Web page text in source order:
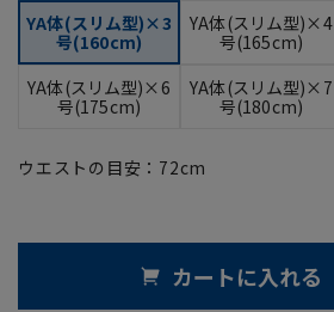
YA体(スリム型)×3
号(160cm)
YA体(スリム型)×4
号(165cm)
YA体(スリム型)×6
号(175cm)
YA体(スリム型)×7
号(180cm)
ウエストの目安： 72cm
カートに入れる